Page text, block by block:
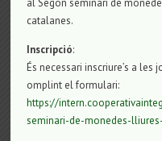
catalanes.
Inscripció:
És necessari inscriure’s a
omplint el formulari:
https://
seminari-de-monedes-